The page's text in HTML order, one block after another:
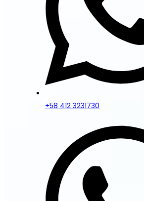
+58 412 3231730